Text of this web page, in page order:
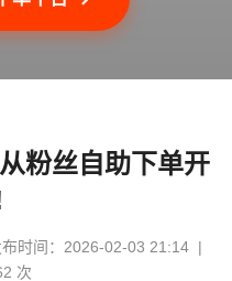
粉丝自助下单开
时间：2026-02-03 21:14 |
次